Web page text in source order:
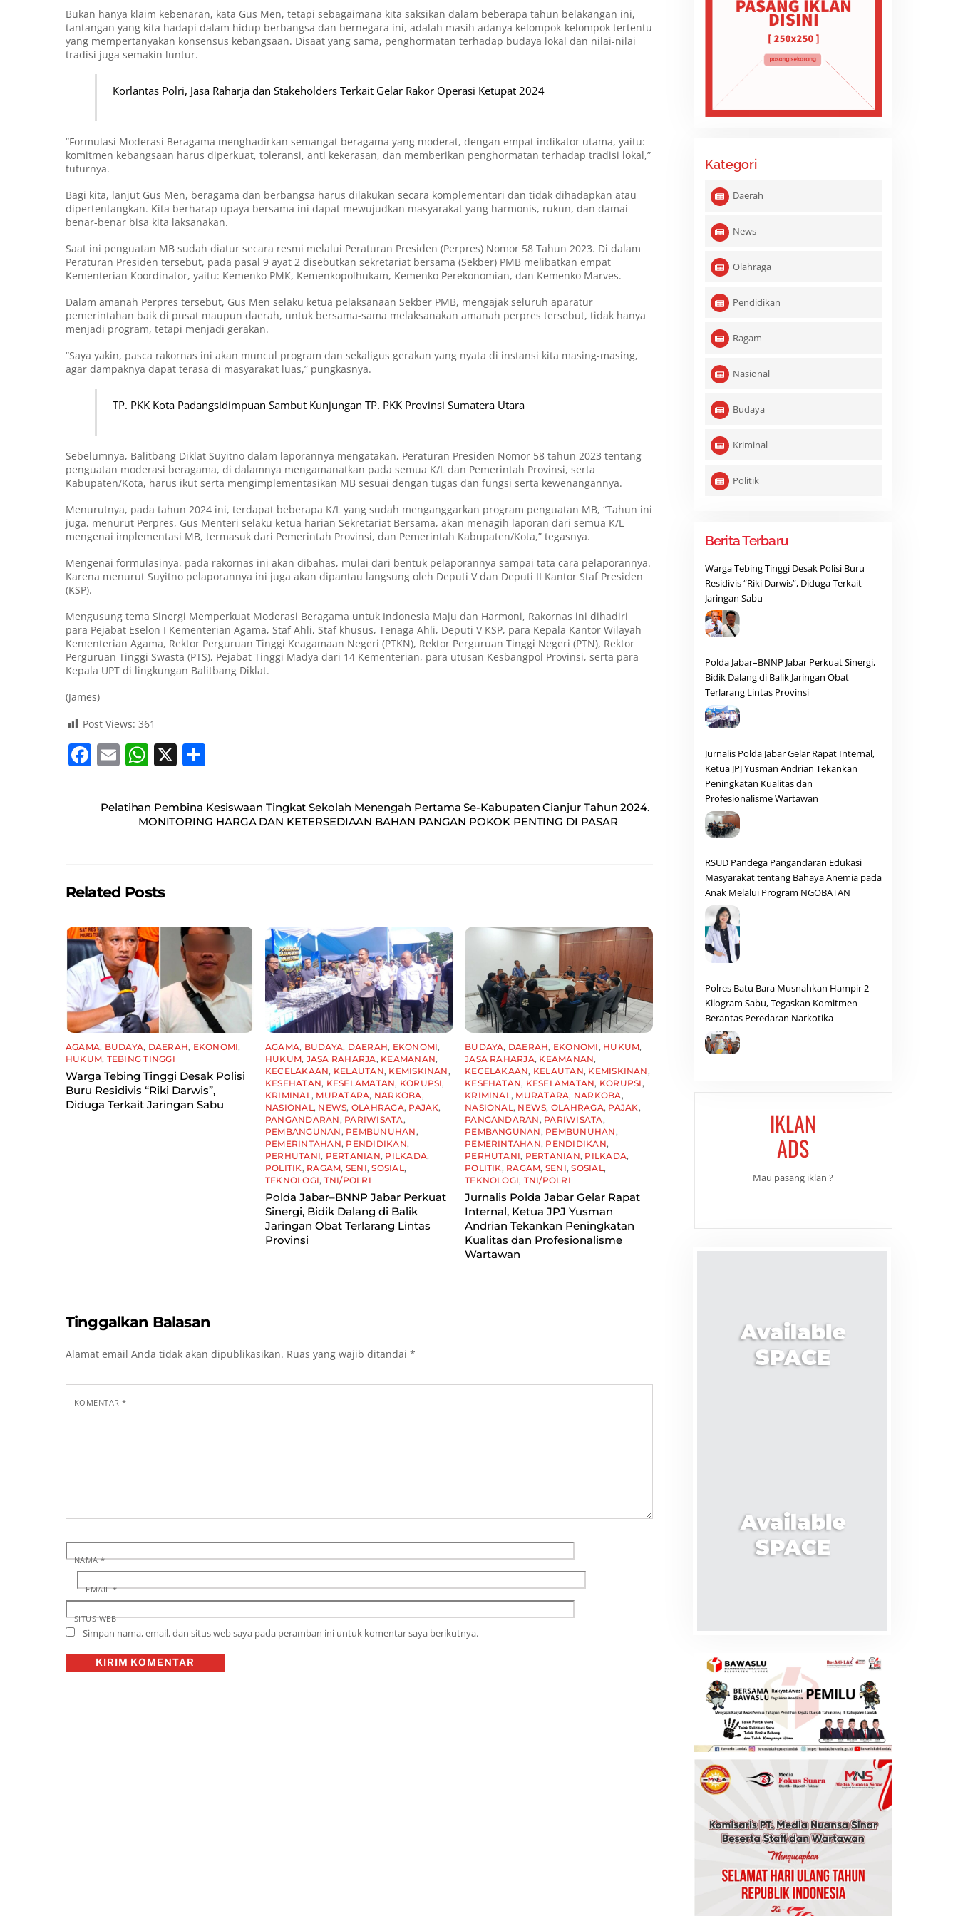
Bukan hanya klaim kebenaran, kata Gus Men, tetapi sebagaimana kita saksikan dalam beberapa tahun belakangan ini,
tantangan yang kita hadapi dalam hidup berbangsa dan bernegara ini, adalah masih adanya kelompok-kelompok tertentu
yang mempertanyakan konsensus kebangsaan. Disaat yang sama, penghormatan terhadap budaya lokal dan nilai-nilai
tradisi juga semakin luntur.
Korlantas Polri, Jasa Raharja dan Stakeholders Terkait Gelar Rakor Operasi Ketupat 2024
“Formulasi Moderasi Beragama menghadirkan semangat beragama yang moderat, dengan empat indikator utama, yaitu:
komitmen kebangsaan harus diperkuat, toleransi, anti kekerasan, dan memberikan penghormatan terhadap tradisi lokal,”
tuturnya.
Bagi kita, lanjut Gus Men, beragama dan berbangsa harus dilakukan secara komplementari dan tidak dihadapkan atau
dipertentangkan. Kita berharap upaya bersama ini dapat mewujudkan masyarakat yang harmonis, rukun, dan damai
benar-benar bisa kita laksanakan.
Saat ini penguatan MB sudah diatur secara resmi melalui Peraturan Presiden (Perpres) Nomor 58 Tahun 2023. Di dalam
Peraturan Presiden tersebut, pada pasal 9 ayat 2 disebutkan sekretariat bersama (Sekber) PMB melibatkan empat
Kementerian Koordinator, yaitu: Kemenko PMK, Kemenkopolhukam, Kemenko Perekonomian, dan Kemenko Marves.
Dalam amanah Perpres tersebut, Gus Men selaku ketua pelaksanaan Sekber PMB, mengajak seluruh aparatur
pemerintahan baik di pusat maupun daerah, untuk bersama-sama melaksanakan amanah perpres tersebut, tidak hanya
menjadi program, tetapi menjadi gerakan.
“Saya yakin, pasca rakornas ini akan muncul program dan sekaligus gerakan yang nyata di instansi kita masing-masing,
agar dampaknya dapat terasa di masyarakat luas,” pungkasnya.
TP. PKK Kota Padangsidimpuan Sambut Kunjungan TP. PKK Provinsi Sumatera Utara
Sebelumnya, Balitbang Diklat Suyitno dalam laporannya mengatakan, Peraturan Presiden Nomor 58 tahun 2023 tentang
penguatan moderasi beragama, di dalamnya mengamanatkan pada semua K/L dan Pemerintah Provinsi, serta
Kabupaten/Kota, harus ikut serta mengimplementasikan MB sesuai dengan tugas dan fungsi serta kewenangannya.
Menurutnya, pada tahun 2024 ini, terdapat beberapa K/L yang sudah menganggarkan program penguatan MB, “Tahun ini
juga, menurut Perpres, Gus Menteri selaku ketua harian Sekretariat Bersama, akan menagih laporan dari semua K/L
mengenai implementasi MB, termasuk dari Pemerintah Provinsi, dan Pemerintah Kabupaten/Kota,” tegasnya.
Mengenai formulasinya, pada rakornas ini akan dibahas, mulai dari bentuk pelaporannya sampai tata cara pelaporannya.
Karena menurut Suyitno pelaporannya ini juga akan dipantau langsung oleh Deputi V dan Deputi II Kantor Staf Presiden
(KSP).
Mengusung tema Sinergi Memperkuat Moderasi Beragama untuk Indonesia Maju dan Harmoni, Rakornas ini dihadiri
para Pejabat Eselon I Kementerian Agama, Staf Ahli, Staf khusus, Tenaga Ahli, Deputi V KSP, para Kepala Kantor Wilayah
Kementerian Agama, Rektor Perguruan Tinggi Keagamaan Negeri (PTKN), Rektor Perguruan Tinggi Negeri (PTN), Rektor
Perguruan Tinggi Swasta (PTS), Pejabat Tinggi Madya dari 14 Kementerian, para utusan Kesbangpol Provinsi, serta para
Kepala UPT di lingkungan Balitbang Diklat.
(James)
Post Views: 361
F
c
o
E
ai
W
at
s
p
X
ar
e
Pelatihan Pembina Kesiswaan Tingkat Sekolah Menengah Pertama Se-Kabupaten Cianjur Tahun 2024.
MONITORING HARGA DAN KETERSEDIAAN BAHAN PANGAN POKOK PENTING DI PASAR
Related Posts
AGAMA, BUDAYA, DAERAH, EKONOMI,
HUKUM, TEBING TINGGI
Warga Tebing Tinggi Desak Polisi
Buru Residivis “Riki Darwis”,
Diduga Terkait Jaringan Sabu
AGAMA, BUDAYA, DAERAH, EKONOMI,
HUKUM, JASA RAHARJA, KEAMANAN,
KECELAKAAN, KELAUTAN, KEMISKINAN ,
KESEHATAN, KESELAMATAN, KORUPSI,
KRIMINAL , MURATARA, NARKOBA,
NASIONAL , NEWS, OLAHRAGA, PAJAK,
PANGANDARAN , PARIWISATA,
PEMBANGUNAN , PEMBUNUHAN ,
PEMERINTAHAN, PENDIDIKAN,
PERHUTANI, PERTANIAN, PILKADA,
POLITIK , RAGAM, SENI,SOSIAL ,
TEKNOLOGI, TNI/POLRI
Polda Jabar–BNNP Jabar Perkuat
Sinergi, Bidik Dalang di Balik
Jaringan Obat Terlarang Lintas
Provinsi
BUDAYA, DAERAH, EKONOMI , HUKUM,
JASA RAHARJA, KEAMANAN,
KECELAKAAN, KELAUTAN, KEMISKINAN ,
KESEHATAN, KESELAMATAN, KORUPSI ,
KRIMINAL , MURATARA, NARKOBA,
NASIONAL , NEWS, OLAHRAGA, PAJAK ,
PANGANDARAN , PARIWISATA,
PEMBANGUNAN , PEMBUNUHAN ,
PEMERINTAHAN, PENDIDIKAN,
PERHUTANI, PERTANIAN, PILKADA,
POLITIK , RAGAM, SENI,SOSIAL ,
TEKNOLOGI, TNI/POLRI
Jurnalis Polda Jabar Gelar Rapat
Internal, Ketua JPJ Yusman
Andrian Tekankan Peningkatan
Kualitas dan Profesionalisme
Wartawan
Tinggalkan Balasan
Alamat email Anda tidak akan dipublikasikan. Ruas yang wajib ditandai *
KOMENTAR*
NAMA*
EMAIL*
SITUS WEB
Simpan nama, email, dan situs web saya pada peramban ini untuk komentar saya berikutnya.
Kategori
Daerah
News
Olahraga
Pendidikan
Ragam
Nasional
Budaya
Kriminal
Politik
Berita Terbaru
Warga Tebing Tinggi Desak Polisi Buru
Residivis “Riki Darwis”, Diduga Terkait
Jaringan Sabu
Polda Jabar–BNNP Jabar Perkuat Sinergi,
Bidik Dalang di Balik Jaringan Obat
Terlarang Lintas Provinsi
Jurnalis Polda Jabar Gelar Rapat Internal,
Ketua JPJ Yusman Andrian Tekankan
Peningkatan Kualitas dan
Profesionalisme Wartawan
RSUD Pandega Pangandaran Edukasi
Masyarakat tentang Bahaya Anemia pada
Anak Melalui Program NGOBATAN
Polres Batu Bara Musnahkan Hampir 2
Kilogram Sabu, Tegaskan Komitmen
Berantas Peredaran Narkotika
IKLAN
ADS
Mau pasang iklan ?